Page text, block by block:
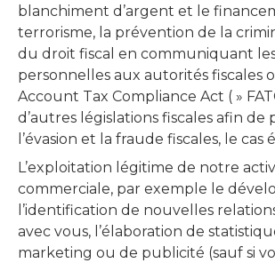
blanchiment d’argent et le
terrorisme, la prévention de la
du droit fiscal en communiquant
personnelles aux autorités fiscales
Account Tax Compliance Act ( »
d’autres législations fiscales afin de
l’évasion et la fraude fiscales, le cas
L’exploitation légitime de notre
commerciale, par exemple le
l’identification de nouvelles
avec vous, l’élaboration de
marketing ou de publicité (sauf si